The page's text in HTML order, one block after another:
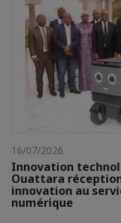
16/07/2026
Innovation
Ouattara
innovation au
numérique